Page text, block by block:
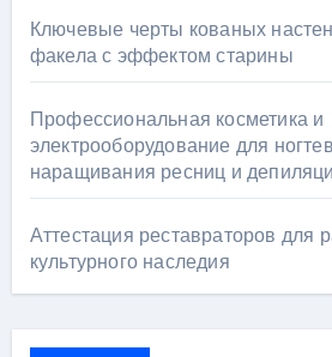
Ключевые черты кованых
факела с эффектом старины
Профессиональная косметика и
электрооборудование для
наращивания ресниц и
Аттестация реставраторов для
культурного наследия